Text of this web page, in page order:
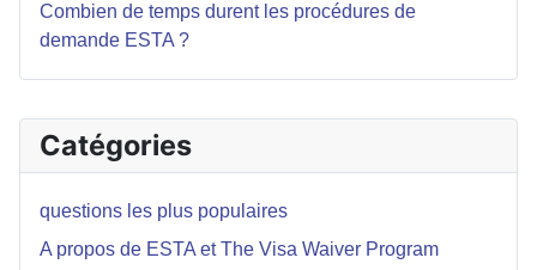
Catégories
questions les plus populaires
A propos de ESTA et The Visa Waiver Program
Combien de temps durent les procédures de
demande ESTA ?